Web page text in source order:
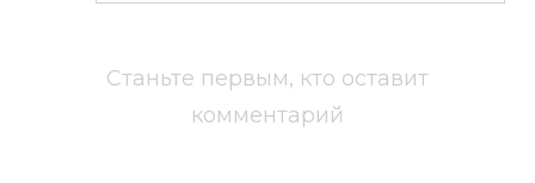
Станьте первым, кто оставит
комментарий